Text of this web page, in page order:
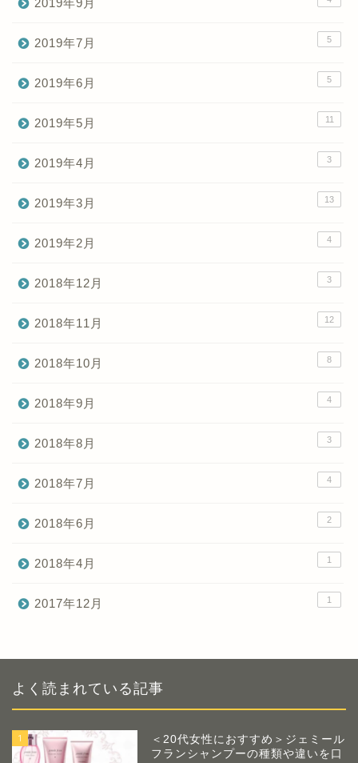
2019年7月 5
2019年6月 5
2019年5月 11
2019年4月 3
2019年3月 13
2019年2月 4
2018年12月 3
2018年11月 12
2018年10月 8
2018年9月 4
2018年8月 3
2018年7月 4
2018年6月 2
2018年4月 1
2017年12月 1
よく読まれている記事
1
＜20代女性におすすめ＞ジェミール
フランシャンプーの種類や違いを口